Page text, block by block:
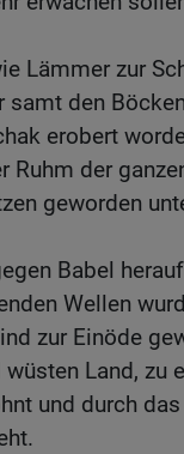
Lämmer zur
samt den
erobert
Ruhm der
geworden
Babel
Wellen
zur Einöde
Land, zu
und durch